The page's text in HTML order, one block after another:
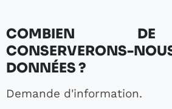
COMBIEN
DONNÉES ?
Demande d'information.